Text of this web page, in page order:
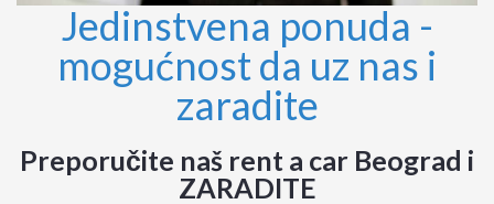
Jedinstvena ponuda -
mogućnost da uz nas i
zaradite
Preporučite naš rent a car Beograd i
ZARADITE